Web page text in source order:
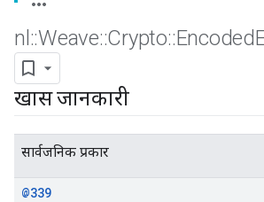
nl ::Weave::Crypto::Encoded
खास जानकारी
सार्वजनिक प्रकार
@339